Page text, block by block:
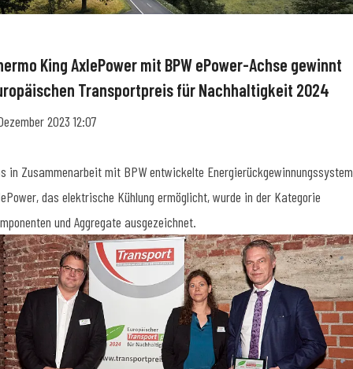
King AxlePower mit BPW ePower-Achse gewinnt
Transportpreis für Nachhaltigkeit 2024
2023 12:07
in Zusammenarbeit mit BPW entwickelte Energierückgewinnungssystem
das elektrische Kühlung ermöglicht, wurde in der Kategorie
und Aggregate ausgezeichnet.